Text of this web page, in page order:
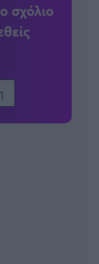
σχόλιο